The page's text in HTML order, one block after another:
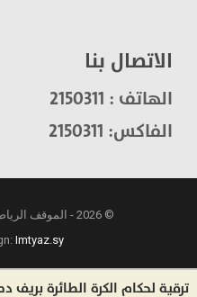
الاتصال بنا
الهاتف : 2150311
الفاكس: 2150311
© 2026 - الموقف الرياضي. All Rights Reserved.
Imtyaz.sy
لحكام الكرة الطائرة بريف